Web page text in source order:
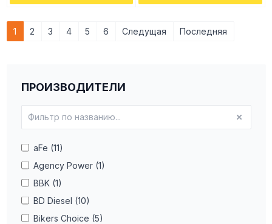
ПРОИЗВОДИТЕЛИ
aFe (11)
Agency Power (1)
BBK (1)
BD Diesel (10)
Bikers Choice (5)
1 2 3 4 5 6 Следущая Последняя